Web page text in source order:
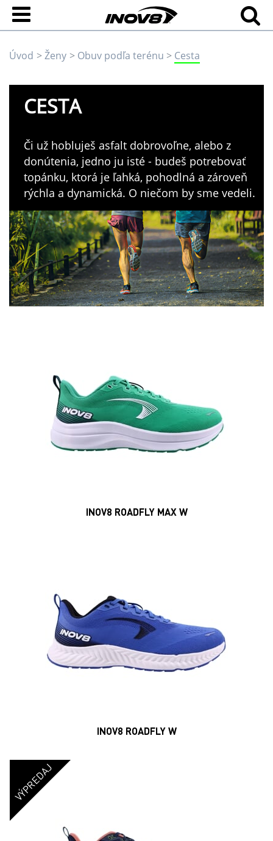
Úvod Ženy Obuv podľa terénu Cesta
CESTA
Či už hobluješ asfalt dobrovoľne, alebo z
donútenia, jedno ju isté - budeš potrebovať
topánku, ktorá je ľahká, pohodlná a zároveň
rýchla a dynamická. O niečom by sme vedeli.
INOV8 ROADFLY MAX W
INOV8 ROADFLY W
VÝPREDAJ